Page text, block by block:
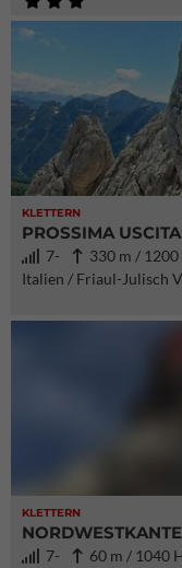
KLETTERN
PROSSIMA
7-
330 m / 1200
Italien / Friaul-Julisch
KLETTERN
7-
60 m / 1040